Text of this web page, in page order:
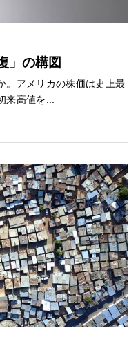
」の構図
。アメリカの株価は史上最
来高値を...